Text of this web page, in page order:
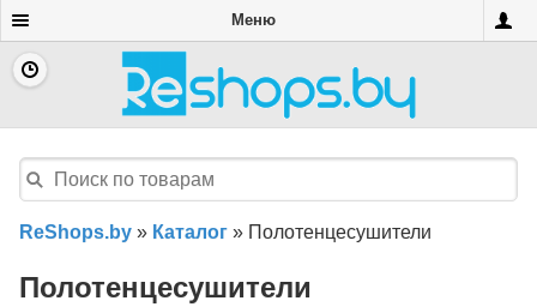
Меню
ReShops.by » Каталог » Полотенцесушители
Полотенцесушители